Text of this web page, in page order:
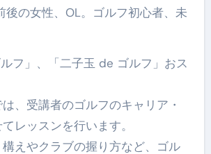
後の女性、OL。ゴルフ初心者、未
フ」、「二子玉 de ゴルフ」おス
、受講者のゴルフのキャリア・
レッスンを行います。
えやクラブの握り方など、ゴル